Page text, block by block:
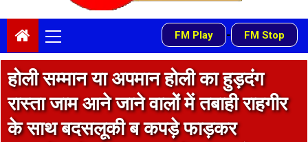
Menu
FM Play - FM Stop
होली सम्मान या अपमान होली का हुड़दंग
रास्ता जाम आने जाने वालों में तबाही राहगीर
के साथ बदसलूकी ब कपड़े फाड़कर